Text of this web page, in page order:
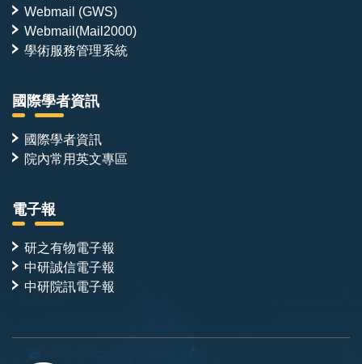
Webmail (GWS)
Webmail(Mail2000)
學術服務管理系統
國際學者資訊
國際學者資訊
院內常用英文專區
電子報
研之有物電子報
中研誠信電子報
中研院訊電子報